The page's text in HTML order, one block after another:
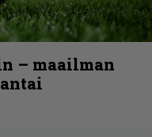
– maailman